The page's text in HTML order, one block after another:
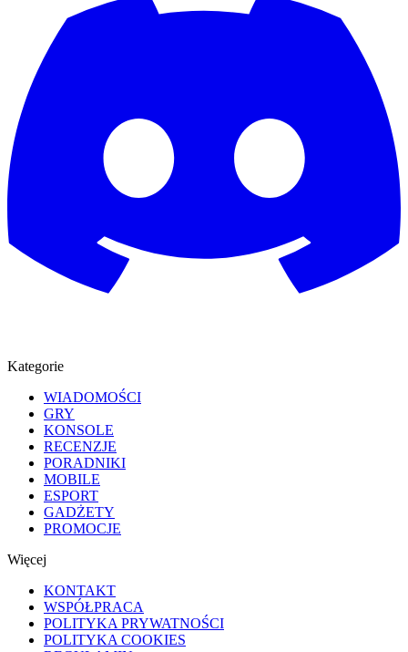
Kategorie
WIADOMOŚCI
GRY
KONSOLE
RECENZJE
PORADNIKI
MOBILE
ESPORT
GADŻETY
PROMOCJE
Więcej
KONTAKT
WSPÓŁPRACA
POLITYKA PRYWATNOŚCI
POLITYKA COOKIES